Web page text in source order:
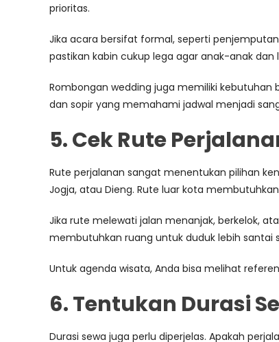
prioritas.
Jika acara bersifat formal, seperti
pastikan kabin cukup lega agar anak-anak
Rombongan wedding juga memiliki kebutuhan
dan sopir yang memahami jadwal menjadi
5. Cek Rute
Rute perjalanan sangat menentukan pilihan
Jogja, atau Dieng. Rute luar kota
Jika rute melewati jalan menanjak, berkelok,
membutuhkan ruang untuk duduk lebih santai
Untuk agenda wisata, Anda bisa melihat
6. Tentukan Durasi
Durasi sewa juga perlu diperjelas. Apakah